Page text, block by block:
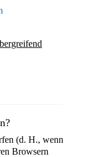
(d. H., wenn
Browsern